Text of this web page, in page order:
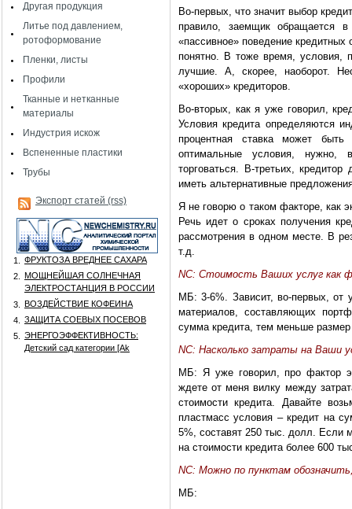
Другая продукция
Литье под давлением,
ротоформование
Пленки, листы
Профили
Тканные и нетканные
материалы
Индустрия искож
Вспененные пластики
Трубы
Экспорт статей (rss)
1.
ФРУКТОЗА ВРЕДНЕЕ САХАРА
2.
МОЩНЕЙШАЯ СОЛНЕЧНАЯ
ЭЛЕКТРОСТАНЦИЯ В РОССИИ
3.
ВОЗДЕЙСТВИЕ КОФЕИНА
4.
ЗАЩИТА СОЕВЫХ ПОСЕВОВ
5.
ЭНЕРГОЭФФЕКТИВНОСТЬ:
Детский сад категории [Аk
Во-первых, что значит выбор
правило, заемщик обращается в
«пассивное» поведение кредитных
понятно. В тоже время, условия,
лучшие. А, скорее, наоборот.
«хороших» кредиторов.
Во-вторых, как я уже говорил,
Условия кредита определяются
процентная ставка может
оптимальные условия, нужно,
торговаться. В-третьих,
иметь альтернативные
Я не говорю о таком факторе, как
Речь идет о сроках получения
рассмотрения в одном месте. В
т.д.
NC: Стоимость Ваших услуг как
МБ: 3-6%. Зависит, во-первых, от
материалов, составляющих
сумма кредита, тем меньше размер
NC: Насколько затраты на Ваши
МБ: Я уже говорил, про фактор
ждете от меня вилку между
стоимости кредита. Давайте
пластмасс условия – кредит на
5%, составят 250 тыс. долл. Если
на стоимости кредита более 600
NC: Можно по пунктам
МБ: